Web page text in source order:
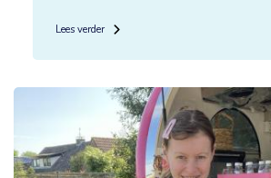
Lees verder